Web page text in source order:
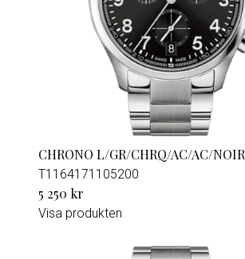
CHRONO L/GR/CHRQ/AC/AC/NOIR
T1164171105200
5 250 kr
Visa produkten